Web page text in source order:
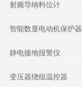
射频导纳料位计
智能数显电动机保护器
静电接地报警仪
变压器绕组温控器